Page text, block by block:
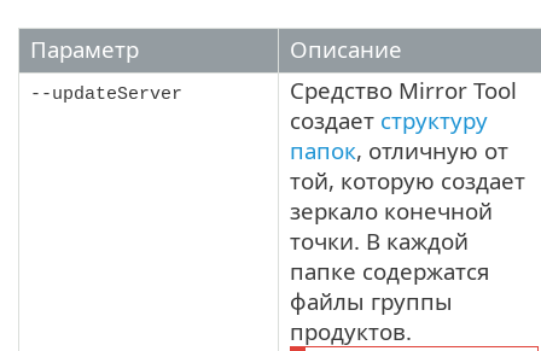
Параметр Описание
--updateServer
Средство Mirror Tool
создает структуру
папок, отличную от
той, которую создает
зеркало конечной
точки. В каждой
папке содержатся
файлы группы
продуктов.